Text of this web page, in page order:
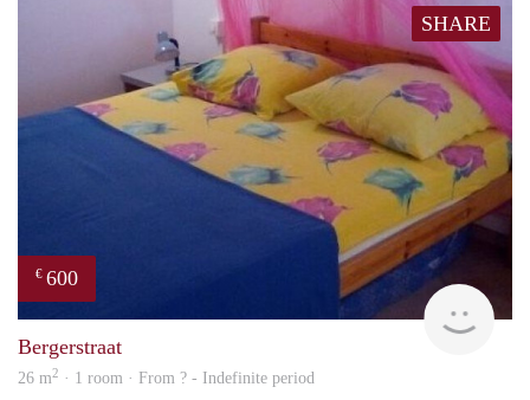
SHARE
€ 600
Bergerstraat
26 m2 · 1 room · From ? - Indefinite period